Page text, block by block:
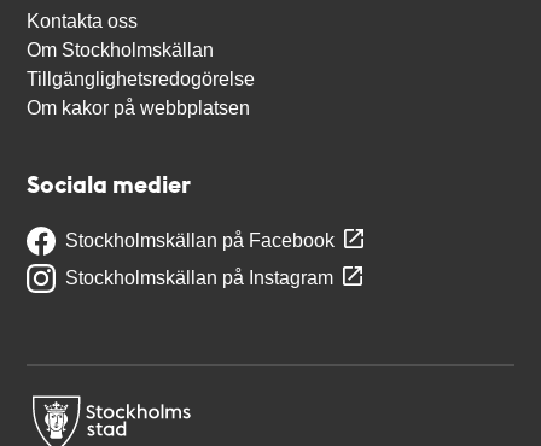
Kontakta oss
Om Stockholmskällan
Tillgänglighetsredogörelse
Om kakor på webbplatsen
Sociala medier
Stockholmskällan på Facebook
Stockholmskällan på Instagram